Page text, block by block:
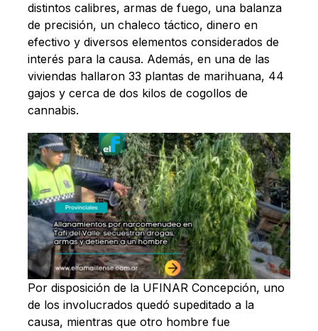
distintos calibres, armas de fuego, una balanza
de precisión, un chaleco táctico, dinero en
efectivo y diversos elementos considerados de
interés para la causa. Además, en una de las
viviendas hallaron 33 plantas de marihuana, 44
gajos y cerca de dos kilos de cogollos de
cannabis.
Por disposición de la UFINAR Concepción, uno
de los involucrados quedó supeditado a la
causa, mientras que otro hombre fue